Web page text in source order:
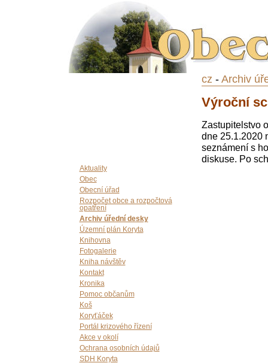
Aktuality
Obec
Obecní úřad
Rozpočet obce a rozpočtová
opatření
Archiv úřední desky
Územní plán Koryta
Knihovna
Fotogalerie
Kniha návštěv
Kontakt
Kronika
Pomoc občanům
Koš
Koryťáček
Portál krizového řízení
Akce v okolí
Ochrana osobních údajů
SDH Koryta
cz - Archiv
Výroční
Zastupitelstvo
dne 25.1.2020
seznámení s
diskuse. Po